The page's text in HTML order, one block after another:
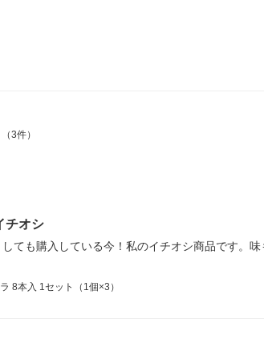
（3件）
チオシ
ても購入している今！私のイチオシ商品です。
8本入 1セット（1個×3）